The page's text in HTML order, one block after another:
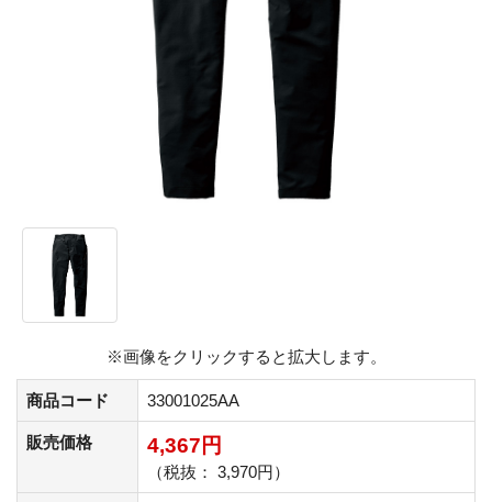
※画像をクリックすると拡大します。
商品コード 33001025AA
販売価格 4,367円
（税抜： 3,970円）